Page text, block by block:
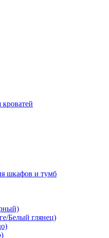
шкафов и тумб
Белый глянец)